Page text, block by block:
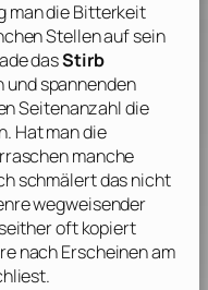
man die Bitterkeit
Stellen auf sein
dasStirb
und spannenden
Seitenanzahl die
Hat man die
manche
schmälert das nicht
wegweisender
oft kopiert
nach Erscheinen am